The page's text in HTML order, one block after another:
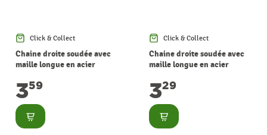
Click & Collect
Chaine droite soudée avec
maille longue en acier
CHAPUIS
359
Consulter
Click & Collect
Chaine droite soudée avec
maille longue en acier
CHAPUIS
329
Consulter